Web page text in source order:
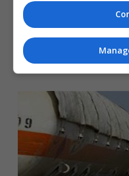
ثلاثة موانئ